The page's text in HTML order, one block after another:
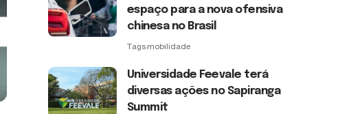
espaço para a nova ofensiva
chinesa no Brasil
Tags:mobilidade
Universidade Feevale terá
diversas ações no Sapiranga
Summit